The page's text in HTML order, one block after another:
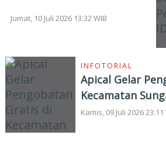
Jumat, 10 Juli 2026 13:32 WIB
INFOTORIAL
Apical Gelar
Kecamatan
Dumai
Kamis, 09 Juli 2026 23:11